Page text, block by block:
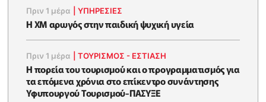
Πριν 1 μέρα |ΥΠΗΡΕΣΙΕΣ
Η XM αρωγός στην παιδική ψυχική υγεία
Πριν 1 μέρα |ΤΟΥΡΙΣΜΟΣ - ΕΣΤΙΑΣΗ
Η πορεία του τουρισμού και ο προγραμματισμός για
τα επόμενα χρόνια στο επίκεντρο συνάντησης
Υφυπουργού Τουρισμού-ΠΑΣΥΞΕ